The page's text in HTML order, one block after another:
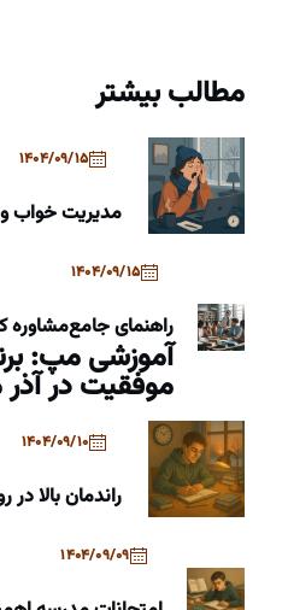
مطالب بیشتر
1404/09/15
مدیریت خواب
1404/09/15
راهنمای جامعمشاوره
آموزشی مپ:
موفقیت در آذر
1404/09/10
راندمان بالا در
1404/09/09